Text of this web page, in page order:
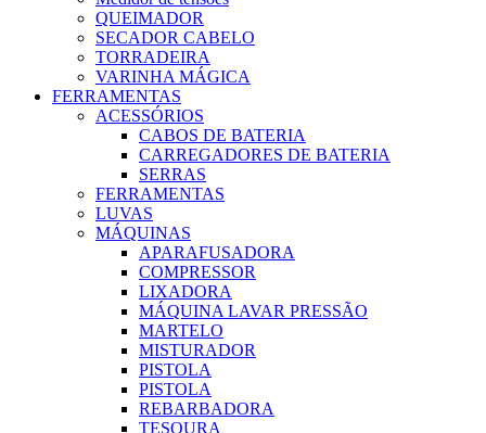
QUEIMADOR
SECADOR CABELO
TORRADEIRA
VARINHA MÁGICA
FERRAMENTAS
ACESSÓRIOS
CABOS DE BATERIA
CARREGADORES DE BATERIA
SERRAS
FERRAMENTAS
LUVAS
MÁQUINAS
APARAFUSADORA
COMPRESSOR
LIXADORA
MÁQUINA LAVAR PRESSÃO
MARTELO
MISTURADOR
PISTOLA
PISTOLA
REBARBADORA
TESOURA